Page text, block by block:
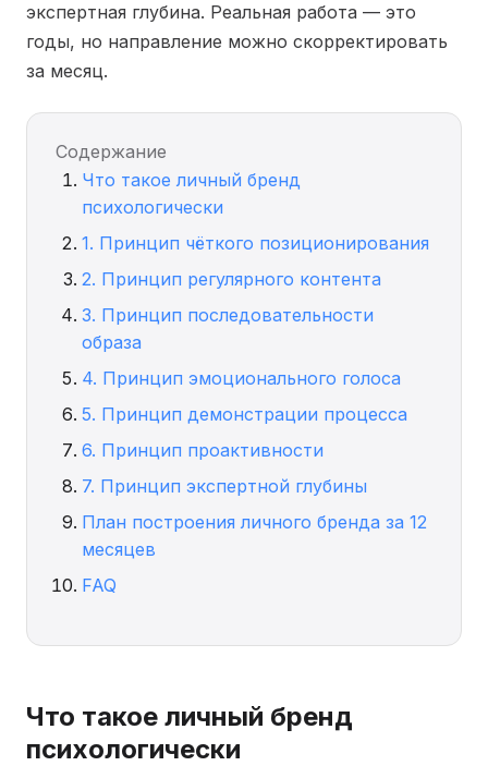
экспертная глубина. Реальная работа — это
годы, но направление можно скорректировать
за месяц.
Содержание
Что такое личный бренд
психологически
1. Принцип чёткого позиционирования
2. Принцип регулярного контента
3. Принцип последовательности
образа
4. Принцип эмоционального голоса
5. Принцип демонстрации процесса
6. Принцип проактивности
7. Принцип экспертной глубины
План построения личного бренда за 12
месяцев
FAQ
Что такое личный бренд
психологически